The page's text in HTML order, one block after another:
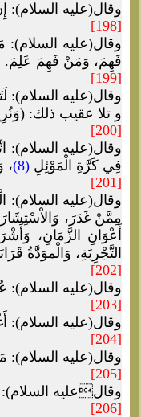
وقال(عليه السلام):
[198]
وقال(عليه
فَهِمَ، وَمَنْ فَهِمَ عَلِمَ.
[199]
وقال(عليه السلام):
و تلا عقيب ذلك:
[200]
وقال(عليه السلام):
فِي كَرَّةِ الْمَوْئِلِ (8) ،
[201]
وقال(عليه السلام):
مِمَّنْ غَدَرَ،
أَعْوَانِ الزَّمَانِ،
التَّجْرِبَةِ، وَالْموَدَّةُ
[202]
وقال(عليه
[203]
وقال(عليه السلام):
[204]
وقال(عليه السلام):
[205]
وقالعليه السلام):
[206]